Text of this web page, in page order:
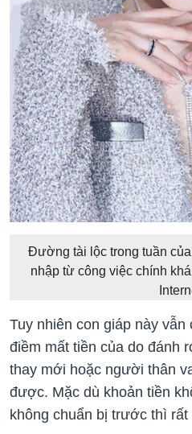
Đường tài lộc trong tuần
nhập từ công việc chính
Tuy nhiên con giáp này
điềm mất tiền của do đánh
thay mới hoặc người thân
được. Mặc dù khoản tiền
không chuẩn bị trước thì rất